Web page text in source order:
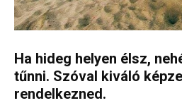
Ha hideg helyen élsz,
tűnni. Szóval kiváló
rendelkezned.